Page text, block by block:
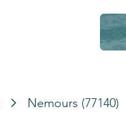
Nemours (77140)